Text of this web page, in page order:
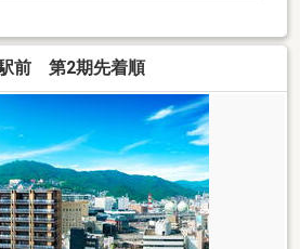
前 第2期先着順